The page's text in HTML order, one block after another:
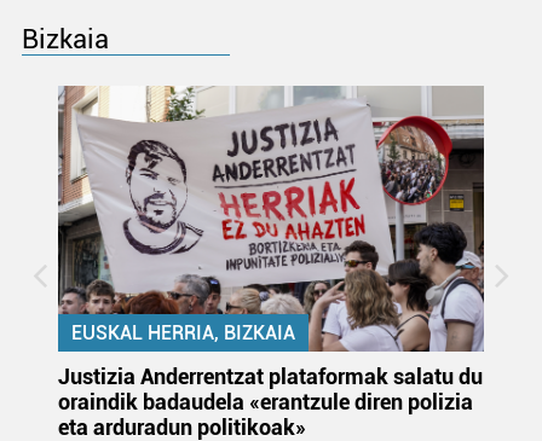
Bizkaia
EUSKAL HERRIA, BIZKAIA
Justizia Anderrentzat plataformak salatu du
oraindik badaudela «erantzule diren polizia
eta arduradun politikoak»